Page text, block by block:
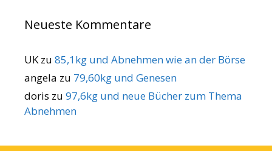
Neueste Kommentare
UKzu 85,1kg und Abnehmen wie an der Börse
angela zu 79,60kg und Genesen
doris zu 97,6kg und neue Bücher zum Thema
Abnehmen